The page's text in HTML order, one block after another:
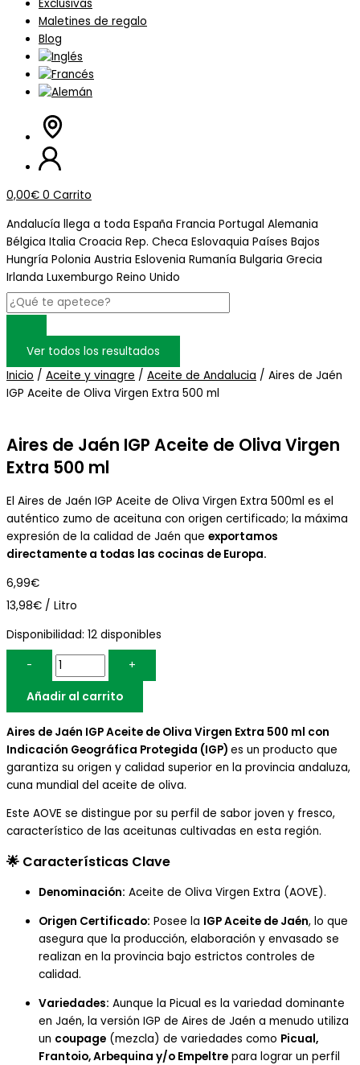
Exclusivas
Maletines de regalo
Blog
0,00€ 0 Carrito
Andalucía llega a toda España Francia Portugal Alemania
Bélgica Italia Croacia Rep. Checa Eslovaquia Países Bajos
Hungría Polonia Austria Eslovenia Rumanía Bulgaria Grecia
Irlanda Luxemburgo Reino Unido
Ver todos los resultados
Inicio / Aceite y vinagre / Aceite de Andalucia / Aires de Jaén
IGP Aceite de Oliva Virgen Extra 500 ml
Aires de Jaén IGP Aceite de Oliva Virgen
Extra 500 ml
El Aires de Jaén IGP Aceite de Oliva Virgen Extra 500ml es el
auténtico zumo de aceituna con origen certificado; la máxima
expresión de la calidad de Jaén que exportamos
directamente a todas las cocinas de Europa.
6,99€
13,98€ / Litro
Disponibilidad: 12 disponibles
-
+
Añadir al carrito
Aires de Jaén IGP Aceite de Oliva Virgen Extra 500 ml con
Indicación Geográfica Protegida (IGP) es un producto que
garantiza su origen y calidad superior en la provincia andaluza,
cuna mundial del aceite de oliva.
Este AOVE se distingue por su perfil de sabor joven y fresco,
característico de las aceitunas cultivadas en esta región.
🌟 Características Clave
Denominación: Aceite de Oliva Virgen Extra (AOVE).
Origen Certificado: Posee la IGP Aceite de Jaén, lo que
asegura que la producción, elaboración y envasado se
realizan en la provincia bajo estrictos controles de
calidad.
Variedades: Aunque la Picual es la variedad dominante
en Jaén, la versión IGP de Aires de Jaén a menudo utiliza
un coupage (mezcla) de variedades como Picual,
Frantoio, Arbequina y/o Empeltre para lograr un perfil